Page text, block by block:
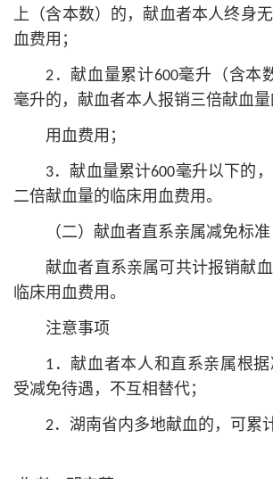
上（含本数）的，献血者本人终身
血费用；
2．献血量累计600毫升（含本
毫升的，献血者本人报销三倍献血
用血费用；
3．献血量累计600毫升以下的
二倍献血量的临床用血费用。
（二）献血者直系亲属减免标准
献血者直系亲属可共计报销献
临床用血费用。
注意事项
1．献血者本人和直系亲属根
受减免待遇，不互相替代；
2．湖南省内多地献血的，可累